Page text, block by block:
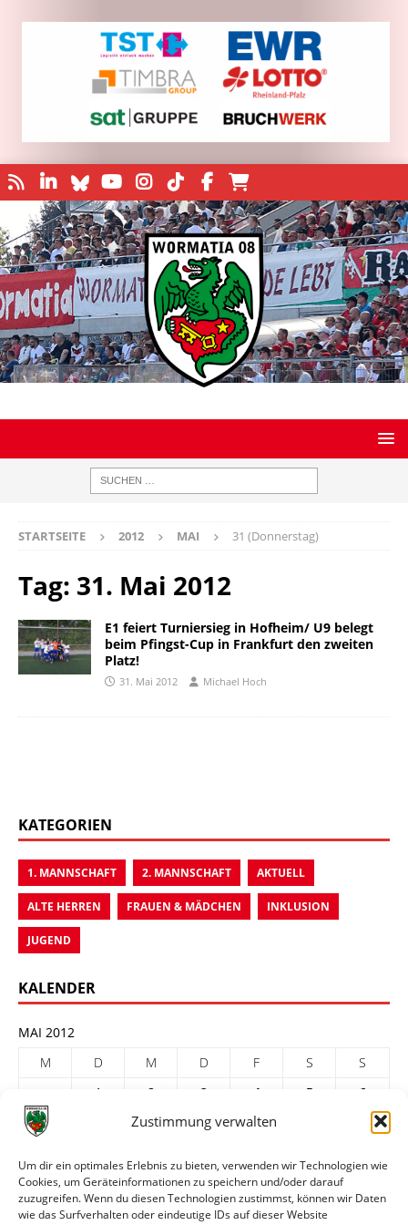
Zustimmung verwalten
Um dir ein optimales Erlebnis zu bieten, verwenden wir Technologien wie
Cookies, um Geräteinformationen zu speichern und/oder darauf
zuzugreifen. Wenn du diesen Technologien zustimmst, können wir Daten
wie das Surfverhalten oder eindeutige IDs auf dieser Website
STARTSEITE 2012 MAI 31 (Donnerstag)
Tag: 31. Mai 2012
E1 feiert Turniersieg in Hofheim/ U9 belegt
beim Pfingst-Cup in Frankfurt den zweiten
Platz!
31. Mai 2012 Michael Hoch
KATEGORIEN
1. MANNSCHAFT 2. MANNSCHAFT AKTUELL
ALTE HERREN FRAUEN & MÄDCHEN INKLUSION
JUGEND
KALENDER
MAI 2012
M
D M D F S
S
1
2 3 4 5
6
7
9 10 11
21
22 23 24 25 26
28
29 30 31